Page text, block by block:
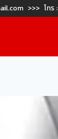
>>> โทร :